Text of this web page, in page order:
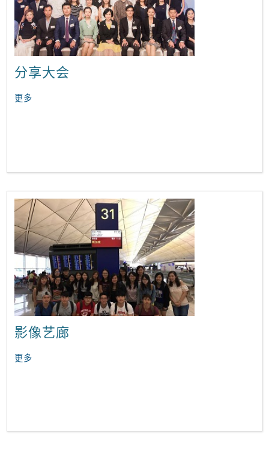
分享大会
更多
影像艺廊
更多